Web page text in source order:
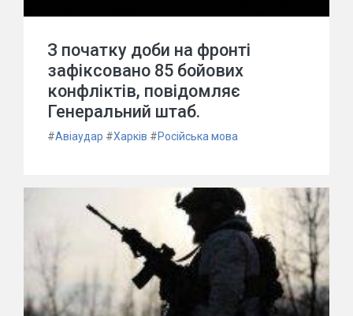
З початку доби на фронті
зафіксовано 85 бойових
конфліктів, повідомляє
Генеральний штаб.
#Авіаудар #Харків #Російська мова